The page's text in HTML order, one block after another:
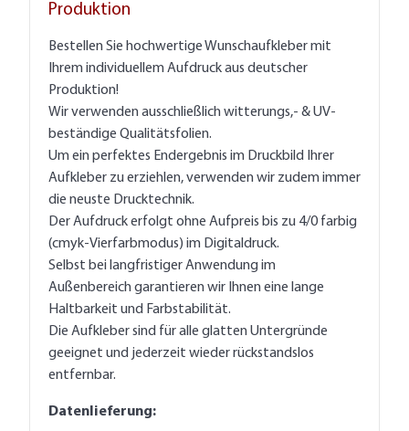
Produktion
Bestellen Sie hochwertige Wunschaufkleber mit
Ihrem individuellem Aufdruck aus deutscher
Produktion!
Wir verwenden ausschließlich witterungs,- & UV-
beständige Qualitätsfolien.
Um ein perfektes Endergebnis im Druckbild Ihrer
Aufkleber zu erziehlen, verwenden wir zudem immer
die neuste Drucktechnik.
Der Aufdruck erfolgt ohne Aufpreis bis zu 4/0 farbig
(cmyk-Vierfarbmodus) im Digitaldruck.
Selbst bei langfristiger Anwendung im
Außenbereich garantieren wir Ihnen eine lange
Haltbarkeit und Farbstabilität.
Die Aufkleber sind für alle glatten Untergründe
geeignet und jederzeit wieder rückstandslos
entfernbar.
Datenlieferung: